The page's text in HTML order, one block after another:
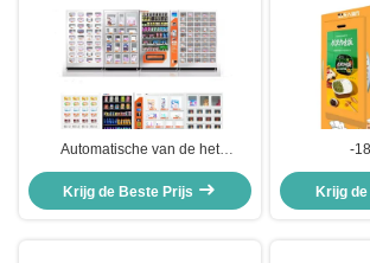
Automatische van de het
Condoomautomaat van de
CondoomAutomaat van het de
machinegeslacht de
Krijg de Beste Prijs
-
Krijg